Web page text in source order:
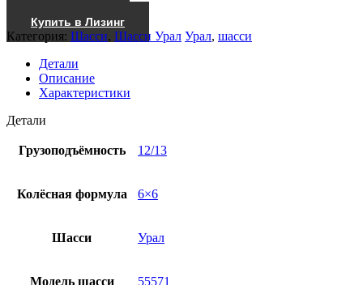
Купить в Лизинг
Категория: Шасси, Шасси Урал Урал, шасси
Детали
Описание
Характеристики
Детали
Грузоподъёмность 12/13
Колёсная формула 6×6
Шасси Урал
Модель шасси 55571